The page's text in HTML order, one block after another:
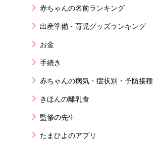
赤ちゃんの名前ランキング
出産準備・育児グッズランキング
お金
手続き
赤ちゃんの病気・症状別・予防接種
きほんの離乳食
監修の先生
たまひよのアプリ